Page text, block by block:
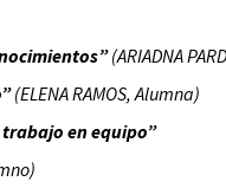
(ARIADNA
(ELENA RAMOS, Alumna)
en equipo”